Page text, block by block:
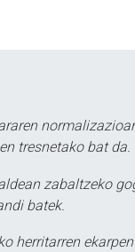
tresnetako bat da.
zabaltzeko
batek.
herritarren